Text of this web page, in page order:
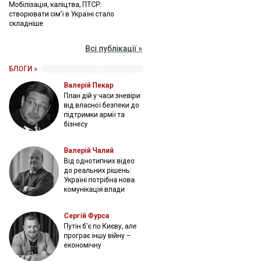
Мобілізація, каліцтва, ПТСР:
створювати сім'ї в Україні стало
складніше
Всі публікації »
БЛОГИ »
Валерій Пекар
План дій у часи зневіри:
від власної безпеки до
підтримки армії та
бізнесу
Валерій Чалий
Від однотипних відео
до реальних рішень:
Україні потрібна нова
комунікація влади
Сергій Фурса
Путін б'є по Києву, але
програє іншу війну –
економічну